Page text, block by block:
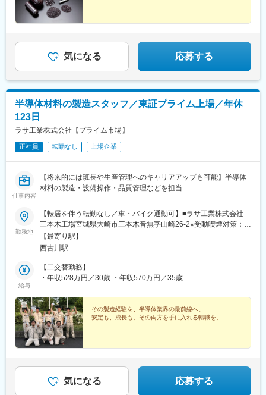
気になる 応募する
半導体材料の製造スタッフ／東証プライム上場／年休
123日
ラサ工業株式会社【プライム市場】
正社員 転勤なし 上場企業
仕事内容
【将来的には班長や生産管理へのキャリアアップも可能】半導体
材料の製造・設備操作・品質管理などを担当
勤務地
【転居を伴う転勤なし／車・バイク通勤可】■ラサ工業株式会社
三本木工場宮城県大崎市三本木音無字山崎26-2※受動喫煙対策：敷
地内原則禁煙（喫煙所あり）
【最寄り駅】
西古川駅
給与
【二交替勤務】
・年収528万円／30歳 ・年収570万円／35歳
その製造経験を、半導体業界の最前線へ。
安定も、成長も。その両方を手に入れる転職を。
気になる 応募する